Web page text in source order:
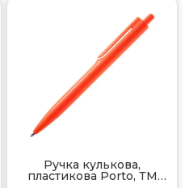
Ручка кулькова,
пластикова Porto, ТМ